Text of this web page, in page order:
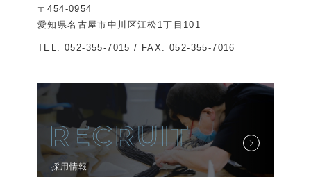
〒454-0954
愛知県名古屋市中川区江松1丁目101
TEL. 052-355-7015 / FAX. 052-355-7016
採用情報